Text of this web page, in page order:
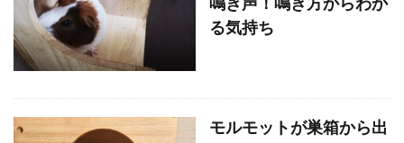
鳴き声！鳴き方からわか
る気持ち
モルモットが巣箱から出